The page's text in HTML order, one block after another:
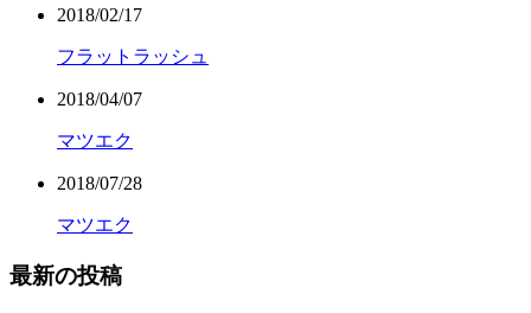
2018/02/17
フラットラッシュ
2018/04/07
マツエク
2018/07/28
マツエク
最新の投稿